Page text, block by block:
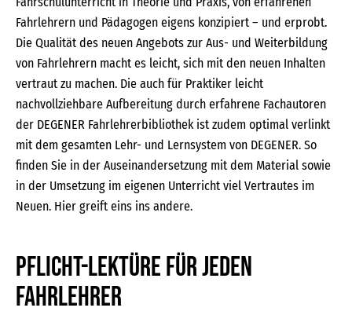
Fahrlehrern und Pädagogen eigens konzipiert – und erprobt.
Die Qualität des neuen Angebots zur Aus- und Weiterbildung
von Fahrlehrern macht es leicht, sich mit den neuen Inhalten
vertraut zu machen. Die auch für Praktiker leicht
nachvollziehbare Aufbereitung durch erfahrene Fachautoren
der DEGENER Fahrlehrerbibliothek ist zudem optimal verlinkt
mit dem gesamten Lehr- und Lernsystem von DEGENER. So
finden Sie in der Auseinandersetzung mit dem Material sowie
in der Umsetzung im eigenen Unterricht viel Vertrautes im
Neuen. Hier greift eins ins andere.
Pflicht-Lektüre für jeden
Fahrlehrer